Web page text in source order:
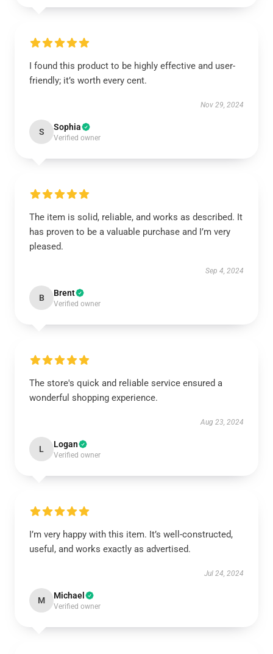
I found this product to be highly effective and user-
friendly; it’s worth every cent.
Nov 29, 2024
S Sophia
Verified owner
The item is solid, reliable, and works as described. It
has proven to be a valuable purchase and I’m very
pleased.
Sep 4, 2024
B Brent
Verified owner
The store's quick and reliable service ensured a
wonderful shopping experience.
Aug 23, 2024
L Logan
Verified owner
I’m very happy with this item. It’s well-constructed,
useful, and works exactly as advertised.
Jul 24, 2024
M Michael
Verified owner